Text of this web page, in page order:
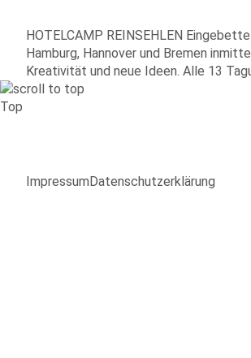
HOTELCAMP REINSEHLEN
Hamburg, Hannover und Bremen
Kreativität und neue Ideen. Alle 13
Top
ImpressumDatenschutzerklärung